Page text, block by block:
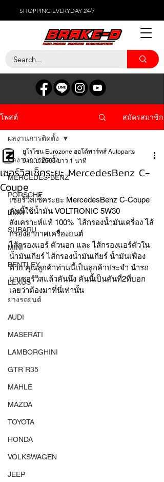
SHOPPING EVERYDAY 24/7
โพสต์ สมัครสมาชิก
ผลงานการติดตั้ง
MERCEDES-BENZ
PORSCHE
BMW
SUBARU
MINI
BENTLEY
LEXUS
ยางรถยนต์
AUDI
MASERATI
LAMBORGHINI
GTR R35
MAHLE
MAZDA
TOYOTA
HONDA
VOLKSWAGEN
JEEP
ผลงานการติดตั้ง
เซอร์วิสเช็คระยะ MercedesBenz C-
Coupe
ยูโรโซน Eurozone ออโต้พาร์ทส์ Autoparts
9 เม.ย. 2565 ยาว 1 นาที
เซอร์วิสเช็คระยะ MercedesBenz C-Coupe
คันนี้ใช้น้ำมัน VOLTRONIC 5W30
สังเคราะห์แท้ 100%  ไส้กรองน้ำมันเครื่อง ไส้
กรองอากาศเครื่องยนต์
ไส้กรองแอร์ ตัวนอก และ ไส้กรองแอร์ตัวใน
น้ำมันเกียร์ ไส้กรองน้ำมันเกียร์ น้ำมันเฟือง
ท้าย คุณลูกค้าท่านนี้เป็นลูกค้าประจำ นำรถ
มาเซอร์วิสแล้วคันนึง คันนี้เป็นคันที่2ที่บอก
เลยว่าต้องมาที่นี่เท่านั้น